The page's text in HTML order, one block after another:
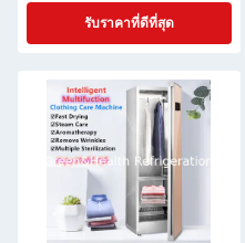
รับราคาที่ดีที่สุด